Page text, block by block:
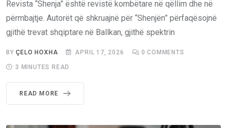
Revista “Shenja” është revistë kombëtare në qëllim dhe në
përmbajtje. Autorët që shkruajnë për “Shenjën” përfaqësojnë
gjithë trevat shqiptare në Ballkan, gjithë spektrin
BYÇELO HOXHA APRIL 17, 2026 0 COMMENTS
3 MINUTES READ
READ MORE